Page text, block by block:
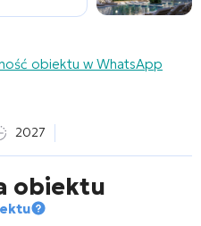
obiektu w WhatsApp
2027
obiektu